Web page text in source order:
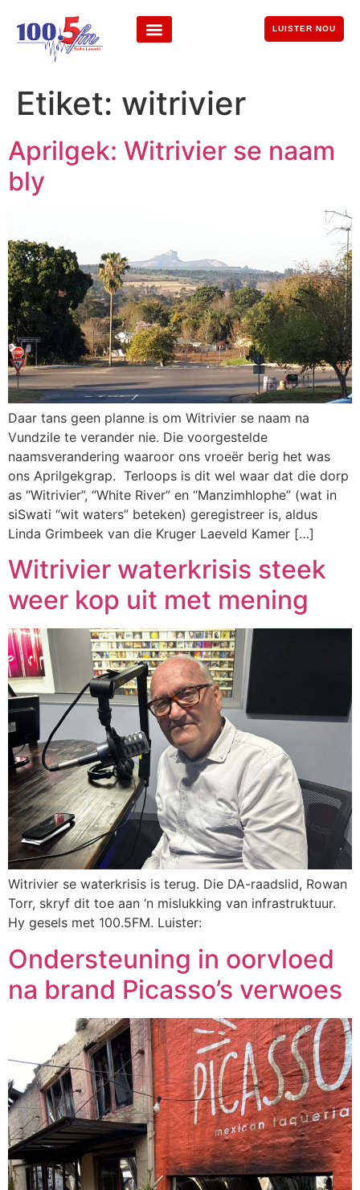
LUISTER NOU
Etiket: witrivier
Aprilgek: Witrivier se naam
bly
Daar tans geen planne is om Witrivier se naam na
Vundzile te verander nie. Die voorgestelde
naamsverandering waaroor ons vroeër berig het was
ons Aprilgekgrap. Terloops is dit wel waar dat die dorp
as “Witrivier”, “White River” en “Manzimhlophe” (wat in
siSwati “wit waters” beteken) geregistreer is, aldus
Linda Grimbeek van die Kruger Laeveld Kamer […]
Witrivier waterkrisis steek
weer kop uit met mening
Witrivier se waterkrisis is terug. Die DA-raadslid, Rowan
Torr, skryf dit toe aan ‘n mislukking van infrastruktuur.
Hy gesels met 100.5FM. Luister:
Ondersteuning in oorvloed
na brand Picasso’s verwoes